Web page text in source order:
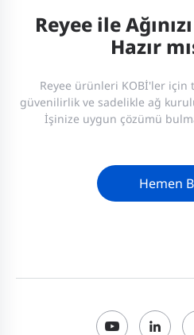
Reyee ile
Hazır
Reyee ürünleri KOBİ'ler için
güvenilirlik ve sadelikle ağ
İşinize uygun çözümü
Hemen